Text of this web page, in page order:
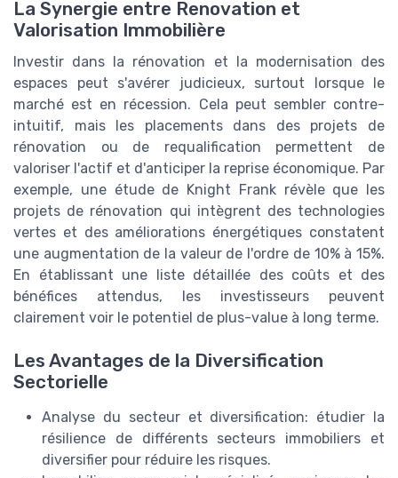
La Synergie entre Renovation et
Valorisation Immobilière
Investir dans la rénovation et la modernisation des
espaces peut s'avérer judicieux, surtout lorsque le
marché est en récession. Cela peut sembler contre-
intuitif, mais les placements dans des projets de
rénovation ou de requalification permettent de
valoriser l'actif et d'anticiper la reprise économique. Par
exemple, une étude de Knight Frank révèle que les
projets de rénovation qui intègrent des technologies
vertes et des améliorations énergétiques constatent
une augmentation de la valeur de l'ordre de 10% à 15%.
En établissant une liste détaillée des coûts et des
bénéfices attendus, les investisseurs peuvent
clairement voir le potentiel de plus-value à long terme.
Les Avantages de la Diversification
Sectorielle
Analyse du secteur et diversification: étudier la
résilience de différents secteurs immobiliers et
diversifier pour réduire les risques.